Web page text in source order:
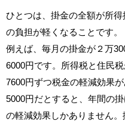
ひとつは、掛金の全額が所
の負担が軽くなることです。
例えば、毎月の掛金が２万
6000円です。所得税と住民
7600円ずつ税金の軽減効果
5000円だとすると、年間の
の軽減効果しかありません